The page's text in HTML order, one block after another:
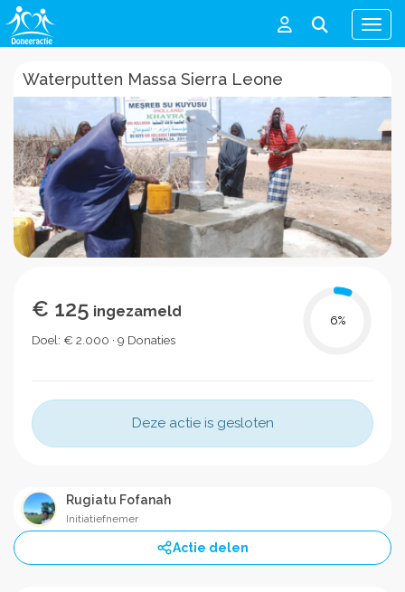
Menu
Waterputten Massa Sierra Leone
€ 125 ingezameld
Doel: € 2.000 · 9 Donaties
6%
Deze actie is gesloten
Rugiatu Fofanah
Initiatiefnemer
Actie delen